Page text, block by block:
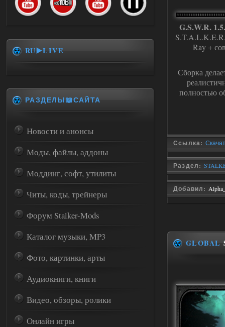
G.S.W.R.
Ray +
Сборка
полностью
Ссылка:
Раздел:
Добавил:
GLOBAL
RU▶️LIVE
РАЗДЕЛЫ📖САЙТА
Новости и анонсы
Моды, файлы, аддоны
Моддинг, софт, утилиты
Читы, коды, трейнеры
Форум Stalker-Mods
Каталог музыки, MP3
Фото, картинки, арты
Аудиокниги, книги
Видео, обзоры, ролики
Онлайн игры